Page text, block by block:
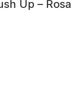
Up – Rosa